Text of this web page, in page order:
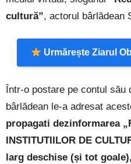
cultură”, actorul bârlădean
Urmărește Ziarul
Într-o postare pe contul său
bârlădean le-a adresat
propagati dezinformarea
INSTITUTIILOR DE
larg deschise (și tot